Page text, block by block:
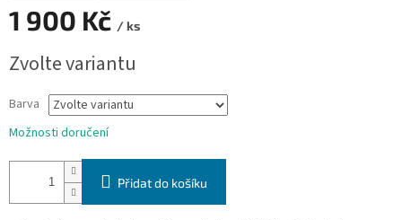
1 900 Kč / ks
cena:
Zvolte variantu
Barva
Možnosti doručení
Přidat do košíku